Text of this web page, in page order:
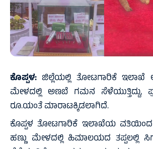
ಕೊಪ್ಪಳ: ಜಿಲ್ಲೆಯಲ್ಲಿ ತೋಟಗಾರಿಕೆ
ಮೇಳದಲ್ಲಿ ಅಣಬೆ ಗಮನ ಸೆಳೆಯುತ್ತಿದ್ದು,
ರೂ.ಯಂತೆ ಮಾರಾಟಕ್ಕಿಡಲಾಗಿದೆ.
ಕೊಪ್ಪಳ ತೋಟಗಾರಿಕೆ ಇಲಾಖೆಯ
ಹಣ್ಣು ಮೇಳದಲ್ಲಿ ಹಿಮಾಲಯದ ತಪ್ಪಲಲ್ಲಿ